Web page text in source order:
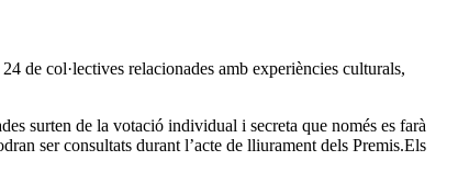
de col·lectives relacionades amb experiències culturals,
surten de la votació individual i secreta que només es farà
ser consultats durant l’acte de lliurament dels Premis.Els